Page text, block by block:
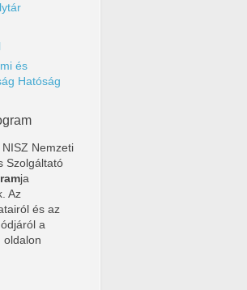
és
Hatóság
Nemzeti
Szolgáltató
ja
Az
és az
a
oldalon